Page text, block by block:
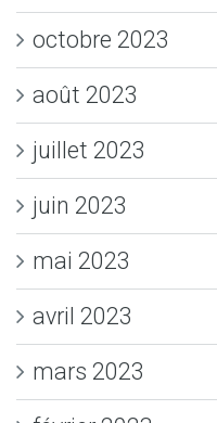
octobre 2023
août 2023
juillet 2023
juin 2023
mai 2023
avril 2023
mars 2023